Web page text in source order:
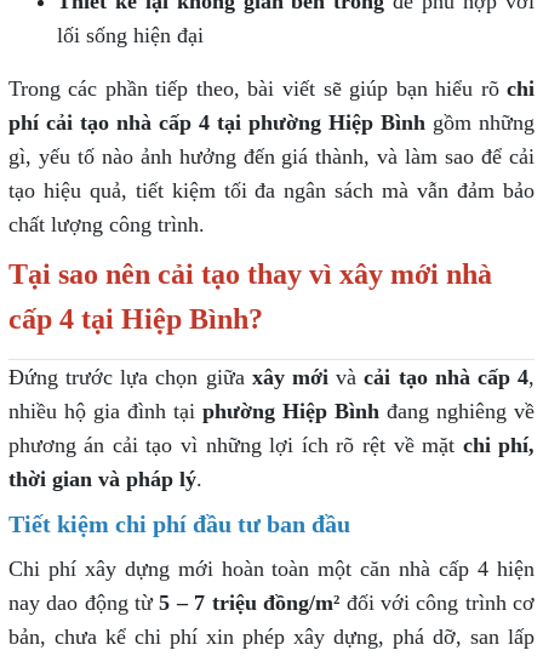
lối sống hiện đại
Trong các phần tiếp theo, bài viết sẽ giúp bạn hiểu rõchi
phí cải tạo nhà cấp 4 tại phường Hiệp Bình gồm những
gì, yếu tố nào ảnh hưởng đến giá thành, và làm sao để cải
tạo hiệu quả, tiết kiệm tối đa ngân sách mà vẫn đảm bảo
chất lượng công trình.
Tại sao nên cải tạo thay vì xây mới nhà
cấp 4 tại Hiệp Bình?
Đứng trước lựa chọn giữa xây mới vàcải tạo nhà cấp 4,
nhiều hộ gia đình tại phường Hiệp Bình đang nghiêng về
phương án cải tạo vì những lợi ích rõ rệt về mặt chi phí,
thời gian và pháp lý.
Tiết kiệm chi phí đầu tư ban đầu
Chi phí xây dựng mới hoàn toàn một căn nhà cấp 4 hiện
nay dao động từ5 – 7 triệu đồng/m² đối với công trình cơ
bản, chưa kể chi phí xin phép xây dựng, phá dỡ, san lấp